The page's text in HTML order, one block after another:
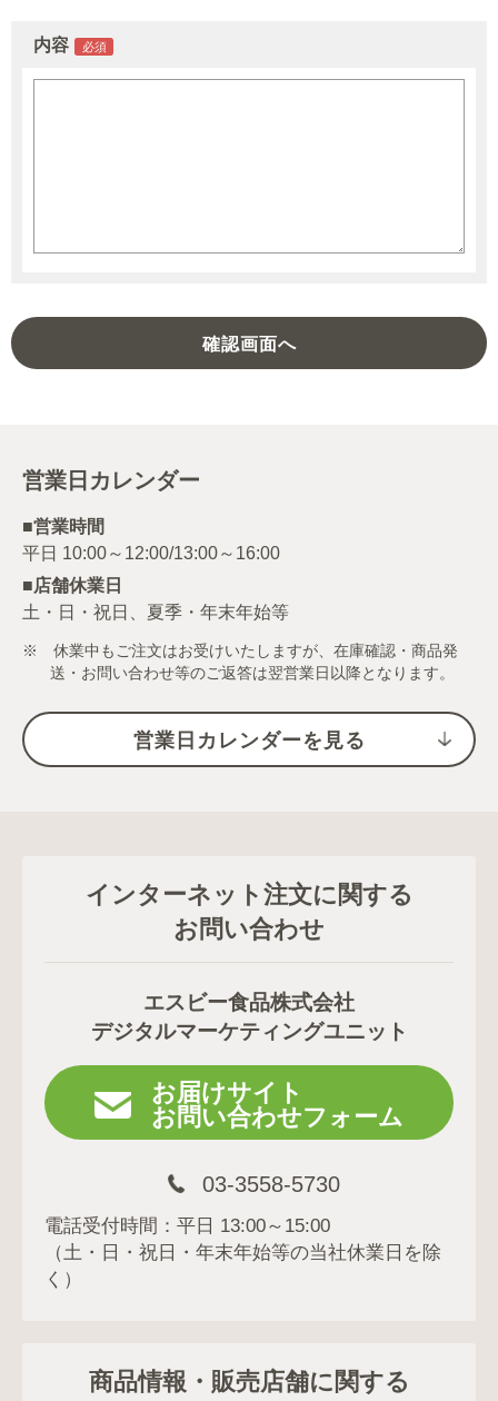
内容
営業日カレンダー
■営業時間
■店舗休業日
土・日・祝日、夏季・年末年始等
※ 休業中もご注文はお受けいたしますが、在庫確認・商品発
送・お問い合わせ等のご返答は翌営業日以降となります。
営業日カレンダーを見る
インターネット注文に関する
お問い合わせ
エスビー食品株式会社
デジタルマーケティングユニット
お届けサイト
お問い合わせフォーム
03-3558-5730
電話受付時間：平日 13:00～15:00
（土・日・祝日・年末年始等の当社休業日を除
く）
商品情報・販売店舗に関する